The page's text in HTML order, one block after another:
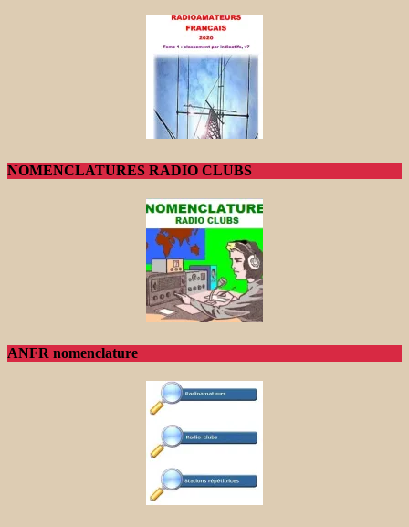
NOMENCLATURES RADIO CLUBS
ANFR nomenclature